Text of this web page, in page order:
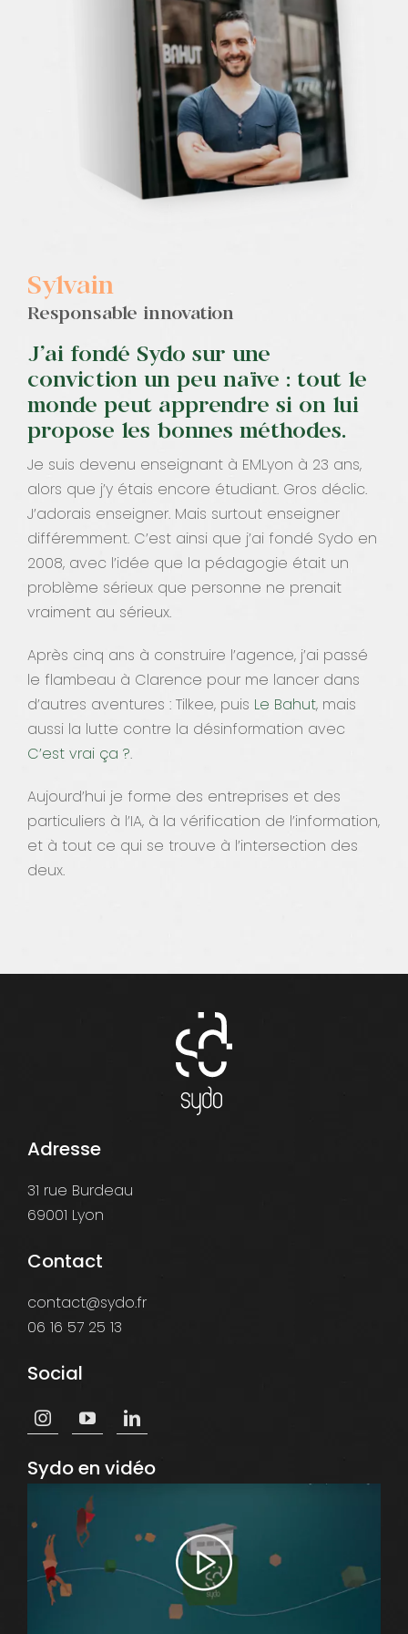
Sylvain
Responsable innovation
J’ai fondé Sydo sur une
conviction un peu naïve : tout le
monde peut apprendre si on lui
propose les bonnes méthodes.
Je suis devenu enseignant à EMLyon à 23 ans,
alors que j’y étais encore étudiant. Gros déclic.
J’adorais enseigner. Mais surtout enseigner
différemment. C’est ainsi que j’ai fondé Sydo en
2008, avec l’idée que la pédagogie était un
problème sérieux que personne ne prenait
vraiment au sérieux.
Après cinq ans à construire l’agence, j’ai passé
le flambeau à Clarence pour me lancer dans
d’autres aventures : Tilkee, puis Le Bahut, mais
aussi la lutte contre la désinformation avec
C’est vrai ça ?.
Aujourd’hui je forme des entreprises et des
particuliers à l’IA, à la vérification de l’information,
et à tout ce qui se trouve à l’intersection des
deux.
Adresse
31 rue Burdeau
69001 Lyon
Contact
contact@sydo.fr
06 16 57 25 13
Social
Sydo en vidéo